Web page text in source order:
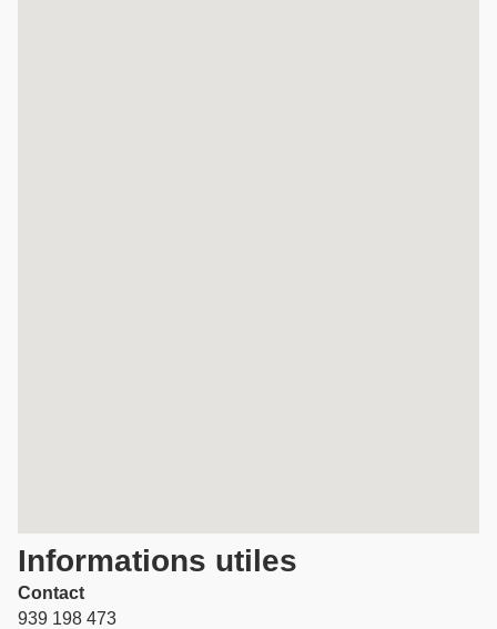
Informations utiles
Contact
939 198 473